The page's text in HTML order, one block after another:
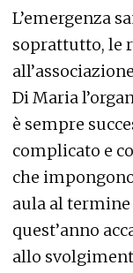
L’emergenza
soprattutto, le
Di Maria
è sempre
complicato e
che
aula al
quest’anno
allo